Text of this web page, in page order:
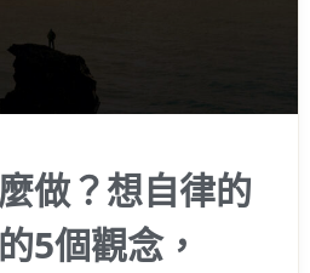
做？想自律的
5個觀念，